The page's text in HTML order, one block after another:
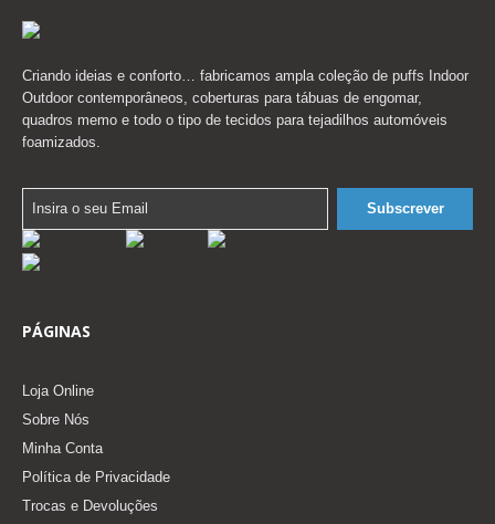
Criando ideias e conforto… fabricamos ampla coleção de puffs Indoor
Outdoor contemporâneos, coberturas para tábuas de engomar,
quadros memo e todo o tipo de tecidos para tejadilhos automóveis
foamizados.
PÁGINAS
Loja Online
Sobre Nós
Minha Conta
Política de Privacidade
Trocas e Devoluções